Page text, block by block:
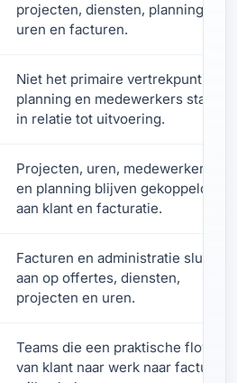
projecten, diensten, planning,
uren en facturen.
Niet het primaire vertrekpunt;
planning en medewerkers staan
in relatie tot uitvoering.
Projecten, uren, medewerkers
en planning blijven gekoppeld
aan klant en facturatie.
Facturen en administratie sluiten
aan op offertes, diensten,
projecten en uren.
Teams die een praktische flow
van klant naar werk naar factuur